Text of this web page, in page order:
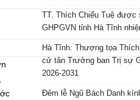
TT. Thích Chiếu Tuệ
GHPGVN tỉnh Hà Tĩnh
Hà Tĩnh: Thượng tọa
cử tân Trưởng ban Trị sự
2026-2031
Đêm lễ Ngũ Bách Danh